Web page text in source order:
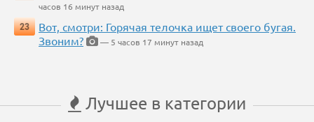
часов 16 минут назад
23
Вот, смотри: Горячая телочка ищет своего бугая.
Звоним?
— 5 часов 17 минут назад
Лучшее в категории